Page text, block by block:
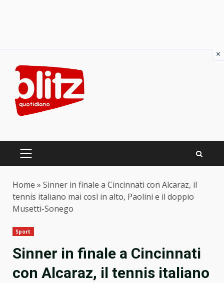
content
PRIMARY
Home » Sinner in finale a Cincinnati con Alcaraz, il
tennis italiano mai così in alto, Paolini e il doppio
Musetti-Sonego
Sport
Sinner in finale a Cincinnati
con Alcaraz, il tennis italiano
×